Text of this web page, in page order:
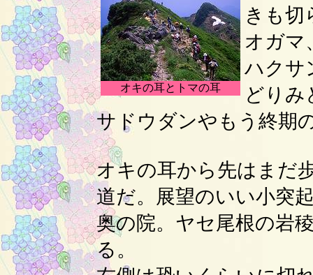
オキの耳とトマの耳
きも切
オガマ
ハクサ
どりみ
サドウダンやもう終期
オキの耳から先はまだ
道だ。展望のいい小突
奥の院。ヤセ尾根の岩
る。